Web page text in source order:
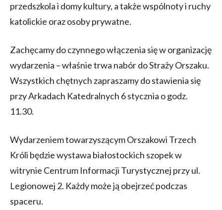
przedszkola i domy kultury, a także wspólnoty i ruchy
katolickie oraz osoby prywatne.
Zachęcamy do czynnego włączenia się w organizację
wydarzenia – właśnie trwa nabór do Straży Orszaku.
Wszystkich chętnych zapraszamy do stawienia się
przy Arkadach Katedralnych 6 stycznia o godz.
11.30.
Wydarzeniem towarzyszącym Orszakowi Trzech
Króli będzie wystawa białostockich szopek w
witrynie Centrum Informacji Turystycznej przy ul.
Legionowej 2. Każdy może ją obejrzeć podczas
spaceru.